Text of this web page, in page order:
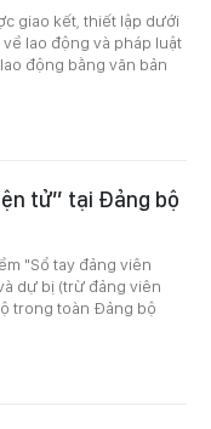
giao kết, thiết lập dưới
lao động và pháp luật
động bằng văn bản
tử” tại Đảng bộ
"Sổ tay đảng viên
dự bị (trừ đảng viên
trong toàn Đảng bộ